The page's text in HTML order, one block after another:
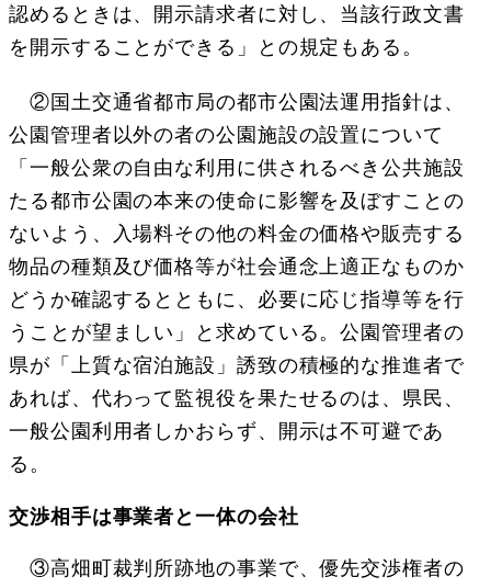
認めるときは、開示請求者に対し、当該行政文書
を開示することができる」との規定もある。
②国土交通省都市局の都市公園法運用指針は、
公園管理者以外の者の公園施設の設置について
「一般公衆の自由な利用に供されるべき公共施設
たる都市公園の本来の使命に影響を及ぼすことの
ないよう、入場料その他の料金の価格や販売する
物品の種類及び価格等が社会通念上適正なものか
どうか確認するとともに、必要に応じ指導等を行
うことが望ましい」と求めている。公園管理者の
県が「上質な宿泊施設」誘致の積極的な推進者で
あれば、代わって監視役を果たせるのは、県民、
一般公園利用者しかおらず、開示は不可避であ
る。
交渉相手は事業者と一体の会社
③高畑町裁判所跡地の事業で、優先交渉権者の